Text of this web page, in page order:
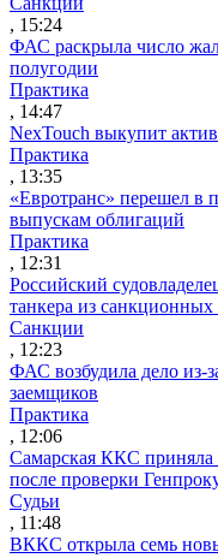
, 15:24
ФАС раскрыла число
полугодии
Практика
, 14:47
NexTouch выкупит
Практика
, 13:35
«Евротранс» перешел в
выпускам облигаций
Практика
, 12:31
Российский
танкера из санкционных
Санкции
, 12:23
ФАС возбудила дело из-
заемщиков
Практика
, 12:06
Самарская ККС приняла
после проверки
Судьи
, 11:48
ВККС открыла семь